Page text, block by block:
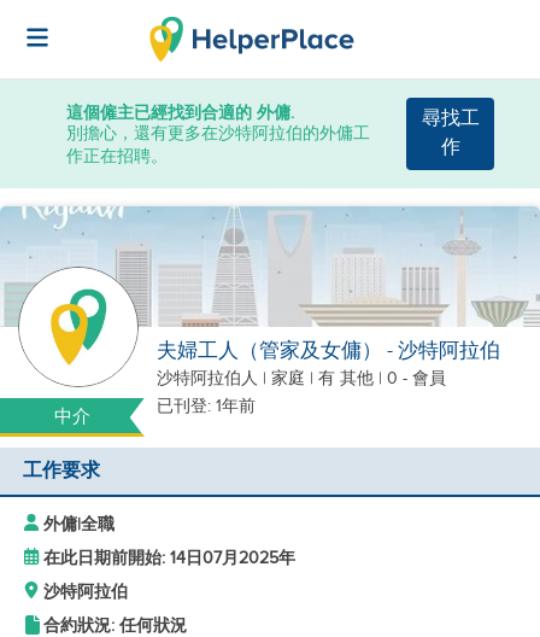
這個僱主已經找到合適的 外傭.
別擔心，還有更多在沙特阿拉伯的外傭工
作正在招聘。
尋找工
作
中介
夫婦工人（管家及女傭） - 沙特阿拉伯
沙特阿拉伯人 | 家庭 | 有 其他 | 0 - 會員
已刊登: 1年前
工作要求
外傭|全職
在此日期前開始: 14日07月2025年
沙特阿拉伯
合約狀況: 任何狀況